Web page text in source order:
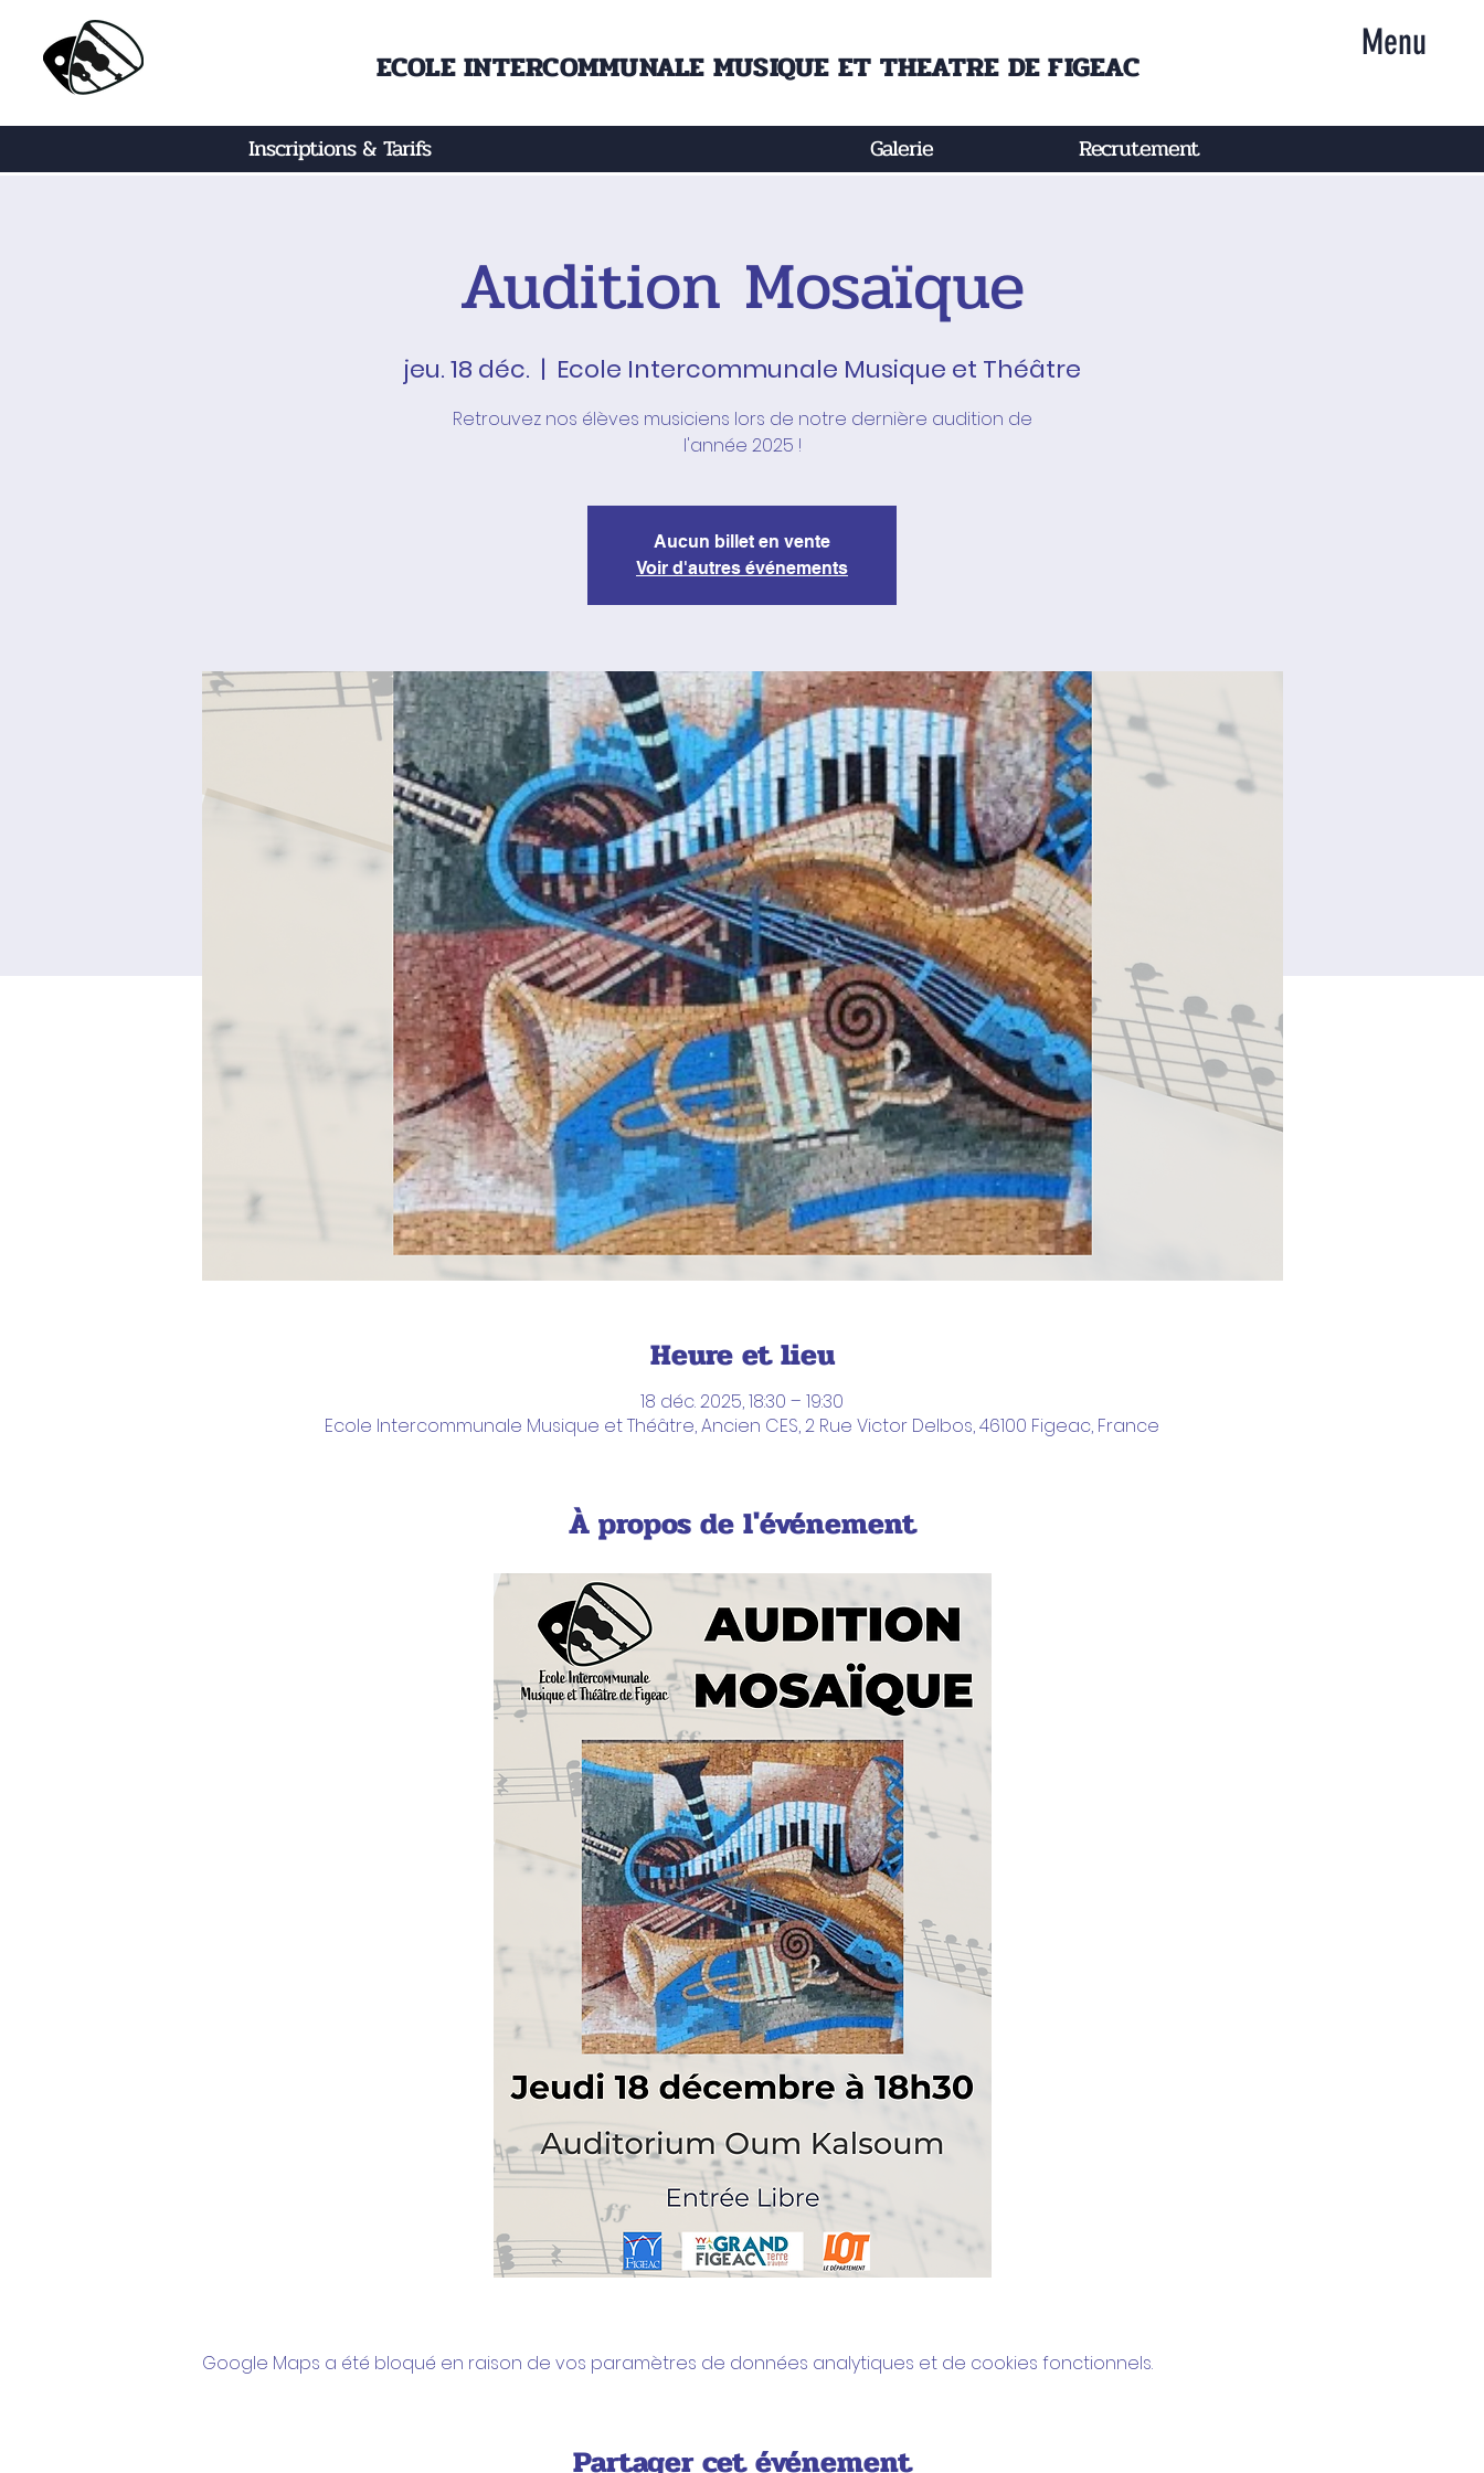
ECOLE INTERCOMMUNALE MUSIQUE ET THEATRE DE FIGEAC
Menu
Inscriptions & Tarifs Galerie Recrutement
Audition Mosaïque
jeu. 18 déc.
  |
Ecole Intercommunale Musique et Théâtre
Retrouvez nos élèves musiciens lors de notre dernière audition de
l'année 2025 !
Aucun billet en vente
Voir d'autres événements
Heure et lieu
18 déc. 2025, 18:30 – 19:30
Ecole Intercommunale Musique et Théâtre, Ancien CES, 2 Rue Victor Delbos, 46100 Figeac, France
À propos de l'événement
Google Maps a été bloqué en raison de vos paramètres de données analytiques et de cookies fonctionnels.
Partager cet événement